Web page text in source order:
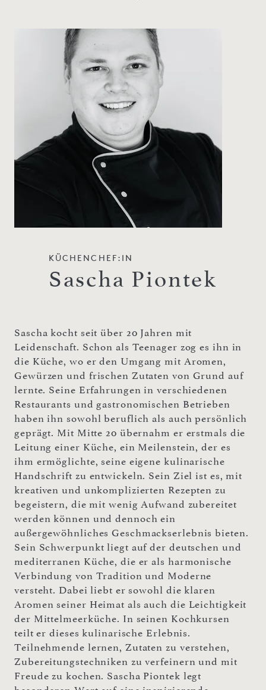
KÜCHENCHEF:IN
Sascha Piontek
Sascha kocht seit über 20 Jahren mit
Leidenschaft. Schon als Teenager zog es ihn in
die Küche, wo er den Umgang mit Aromen,
Gewürzen und frischen Zutaten von Grund auf
lernte. Seine Erfahrungen in verschiedenen
Restaurants und gastronomischen Betrieben
haben ihn sowohl beruflich als auch persönlich
geprägt. Mit Mitte 20 übernahm er erstmals die
Leitung einer Küche, ein Meilenstein, der es
ihm ermöglichte, seine eigene kulinarische
Handschrift zu entwickeln. Sein Ziel ist es, mit
kreativen und unkomplizierten Rezepten zu
begeistern, die mit wenig Aufwand zubereitet
werden können und dennoch ein
außergewöhnliches Geschmackserlebnis bieten.
Sein Schwerpunkt liegt auf der deutschen und
mediterranen Küche, die er als harmonische
Verbindung von Tradition und Moderne
versteht. Dabei liebt er sowohl die klaren
Aromen seiner Heimat als auch die Leichtigkeit
der Mittelmeerküche. In seinen Kochkursen
teilt er dieses kulinarische Erlebnis.
Teilnehmende lernen, Zutaten zu verstehen,
Zubereitungstechniken zu verfeinern und mit
Freude zu kochen. Sascha Piontek legt